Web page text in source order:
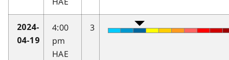
2024-
04-19
4:00
pm
HAE
3